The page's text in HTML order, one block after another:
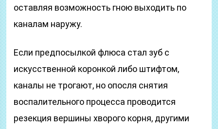
оставляя возможность гною выходить по
каналам наружу.
Если предпосылкой флюса стал зуб с
искусственной коронкой либо штифтом,
каналы не трогают, но опосля снятия
воспалительного процесса проводится
резекция вершины хворого корня, другими